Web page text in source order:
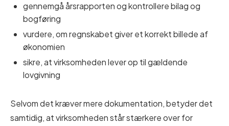
gennemgå årsrapporten og kontrollere bilag og
bogføring
vurdere, om regnskabet giver et korrekt billede af
økonomien
sikre, at virksomheden lever op til gældende
lovgivning
Selvom det kræver mere dokumentation, betyder det
samtidig, at virksomheden står stærkere over for